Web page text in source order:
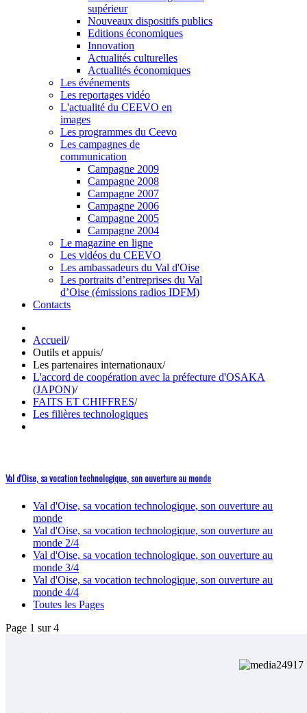
supérieur
Nouveaux dispositifs publics
Editions économiques
Innovation
Actualités culturelles
Actualités économiques
Les événements
Les reportages vidéo
L'actualité du CEEVO en
images
Les programmes du Ceevo
Les campagnes de
communication
Campagne 2009
Campagne 2008
Campagne 2007
Campagne 2006
Campagne 2005
Campagne 2004
Le magazine en ligne
Les vidéos du CEEVO
Les ambassadeurs du Val d'Oise
Les portraits d’entreprises du Val
d’Oise (émissions radios IDFM)
Contacts
Accueil/
Outils et appuis/
Les partenaires internationaux/
L'accord de coopération avec la préfecture d'OSAKA
(JAPON)/
FAITS ET CHIFFRES/
Les filières technologiques
Val d'Oise, sa vocation technologique, son ouverture au monde
Val d'Oise, sa vocation technologique, son ouverture au
monde
Val d'Oise, sa vocation technologique, son ouverture au
monde 2/4
Val d'Oise, sa vocation technologique, son ouverture au
monde 3/4
Val d'Oise, sa vocation technologique, son ouverture au
monde 4/4
Toutes les Pages
Page 1 sur 4